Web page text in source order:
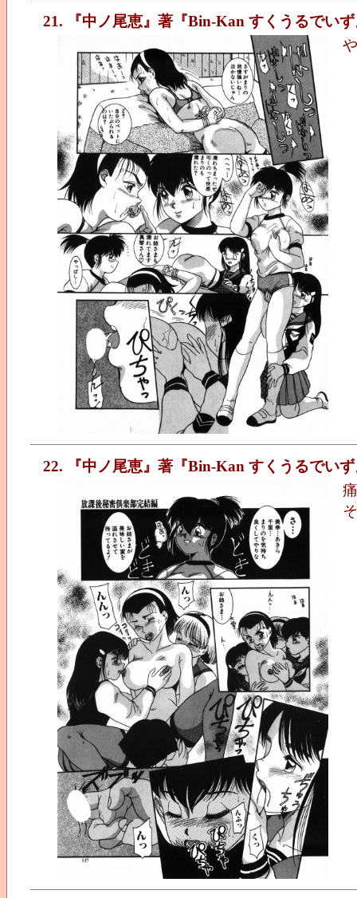
21. 『中ノ尾恵』著『Bin-Kan すくうるでい
22. 『中ノ尾恵』著『Bin-Kan すくうるでい